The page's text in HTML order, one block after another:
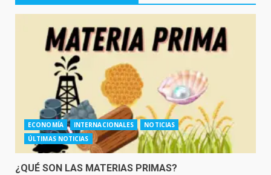
ECONOMÍA INTERNACIONALES
NOTICIAS
ÚLTIMAS NOTICIAS
¿QUÉ SON LAS MATERIAS PRIMAS?